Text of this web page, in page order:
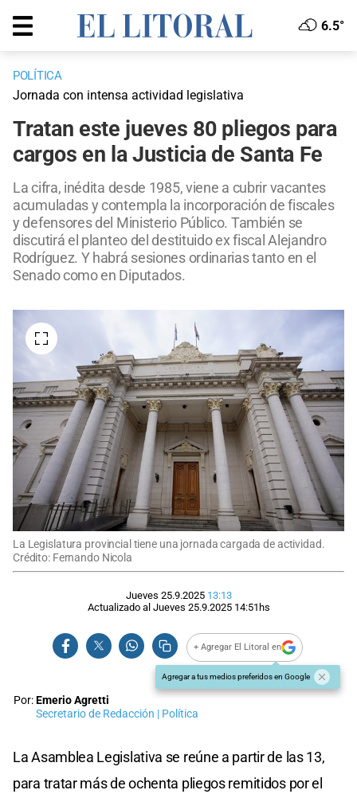
6.5°
POLÍTICA
Jornada con intensa actividad legislativa
Tratan este jueves 80 pliegos para
cargos en la Justicia de Santa Fe
La cifra, inédita desde 1985, viene a cubrir vacantes
acumuladas y contempla la incorporación de fiscales
y defensores del Ministerio Público. También se
discutirá el planteo del destituido ex fiscal Alejandro
Rodríguez. Y habrá sesiones ordinarias tanto en el
Senado como en Diputados.
La Legislatura provincial tiene una jornada cargada de actividad.
Crédito: Fernando Nicola
Jueves 25.9.2025 13:13
Actualizado al Jueves 25.9.2025 14:51hs
+ Agregar El Litoral en
Agregar a tus medios preferidos en Google
Por:Emerio Agretti
Secretario de Redacción | Política
La Asamblea Legislativa se reúne a partir de las 13,
para tratar más de ochenta pliegos remitidos por el